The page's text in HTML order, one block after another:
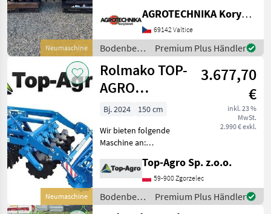
Neumaschine
Steinsicherung -
Anbaugerät - AB 3, 0 m -
wartungsfreie Lager - OFAS-
Scheiben (560 mm) - hydr.
V-Ring
AGROTECHNIKA Koryčánek s.r.o.
69142 Valtice
Bodenbearbeitung
/ Rolmako
Premium Plus Händler
Neumaschine
Rolmako TOP-
AGRO
Kurzscheibenegge
U645 ab 1,25m
bis 2,0m
3.677,70
€
inkl. 23 %
MwSt.
2.990 € exkl.
Bj. 2024
150 cm
Wir bieten folgende
Maschine an:
1, 25m bis 2, 0m Preise für
Standardausstattung: 1,
25m - 2990 € netto 1, 50m -
3390 € netto 1, 75m -
Top-Agro Sp. z.o.o.
59-900 Zgorzelec
Bodenbearbeitung
/ Rolmako
Premium Plus Händler